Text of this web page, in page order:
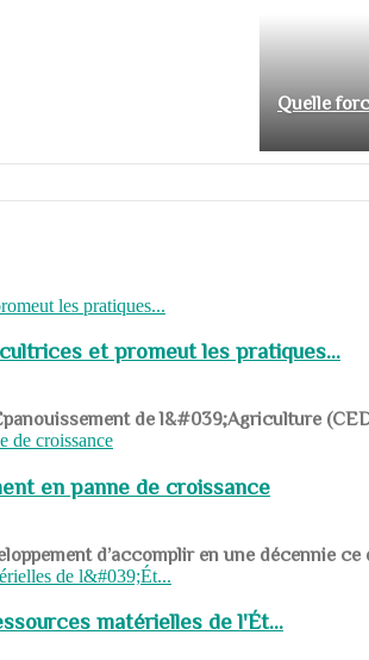
Quelle
et promeut les pratiques...
de l&#039;Agriculture
en panne de croissance
d’accomplir en une décennie
matérielles de l'Ét...